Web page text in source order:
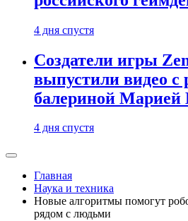
4 дня спустя
Создатели игры
выпустили видео с
балериной Марией
4 дня спустя
Главная
Наука и техника
Новые алгоритмы помогут
рядом с людьми